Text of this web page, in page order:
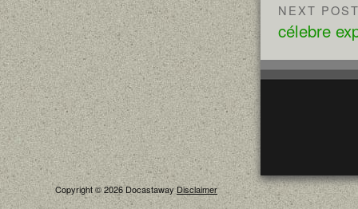
NEXT
célebre
Copyright © 2026 DocastawayDisclaimer